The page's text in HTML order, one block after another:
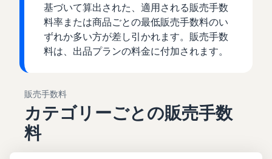
基づいて算出された、適用される販売手数
料率または商品ごとの最低販売手数料のい
ずれか多い方が差し引かれます。販売手数
料は、出品プランの料金に付加されます。
販売手数料
カテゴリーごとの販売手数
料